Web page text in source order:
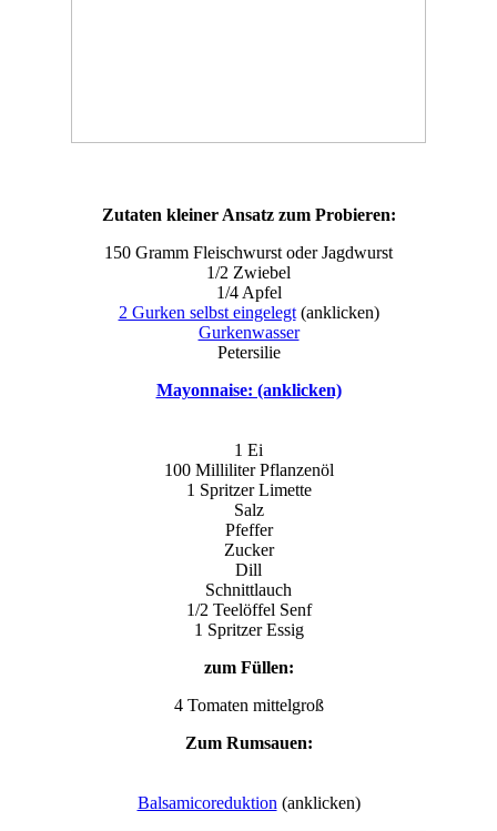
Zutaten kleiner Ansatz zum Probieren:
150 Gramm Fleischwurst oder Jagdwurst
1/2 Zwiebel
1/4 Apfel
2 Gurken selbst eingelegt(anklicken)
Gurkenwasser
Petersilie
Mayonnaise: (anklicken)
1 Ei
100 Milliliter Pflanzenöl
1 Spritzer Limette
Salz
Pfeffer
Zucker
Dill
Schnittlauch
1/2 Teelöffel Senf
1 Spritzer Essig
zum Füllen:
4 Tomaten mittelgroß
Zum Rumsauen:
Balsamicoreduktion(anklicken)